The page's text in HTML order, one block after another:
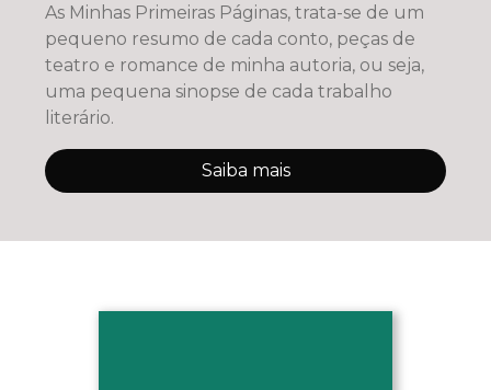
As Minhas Primeiras Páginas, trata-se de um
pequeno resumo de cada conto, peças de
teatro e romance de minha autoria, ou seja,
uma pequena sinopse de cada trabalho
literário.
Saiba mais